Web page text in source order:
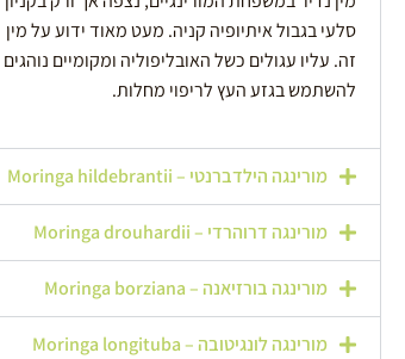
סלעי בגבול איתיופיה קניה. מעט מאוד ידוע על מין
זה. עליו עגולים כשל האובליפוליה ומקומיים נוהגים
להשתמש בגזע העץ לריפוי מחלות.
מורינגה הילדברנטי – Moringa hildebrantii
מורינגה דרוהרדי – Moringa drouhardii
מורינגה בורזיאנה – Moringa borziana
מורינגה לונגיטובה – Moringa longituba